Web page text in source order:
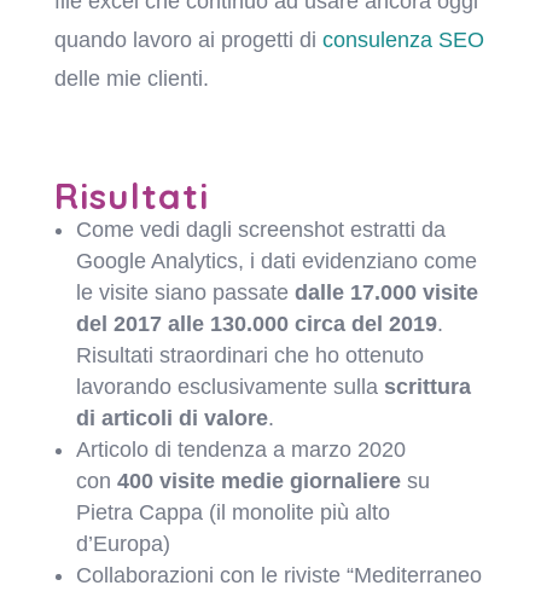
quando lavoro ai progetti di consulenza SEO
delle mie clienti.
Risultati
Come vedi dagli screenshot estratti da
Google Analytics, i dati evidenziano come
le visite siano passate dalle 17.000 visite
del 2017 alle 130.000 circa del 2019.
Risultati straordinari che ho ottenuto
lavorando esclusivamente sulla scrittura
di articoli di valore.
Articolo di tendenza a marzo 2020
con 400 visite medie giornaliere su
Pietra Cappa (il monolite più alto
d’Europa)
Collaborazioni con le riviste “Mediterraneo